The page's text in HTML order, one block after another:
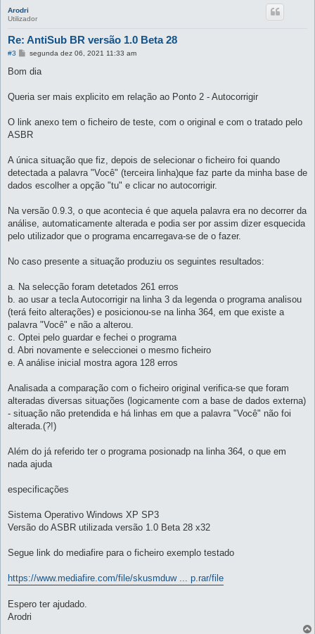
Arodri
Utilizador
Re: AntiSub BR versão 1.0 Beta 28
#3
M
n
g
segunda dez 06, 2021 11:33 am
Bom dia
Queria ser mais explicito em relação ao Ponto 2 - Autocorrigir
O link anexo tem o ficheiro de teste, com o original e com o tratado pelo
ASBR
A única situação que fiz, depois de selecionar o ficheiro foi quando
detectada a palavra "Você" (terceira linha)que faz parte da minha base de
dados escolher a opção "tu" e clicar no autocorrigir.
Na versão 0.9.3, o que acontecia é que aquela palavra era no decorrer da
análise, automaticamente alterada e podia ser por assim dizer esquecida
pelo utilizador que o programa encarregava-se de o fazer.
No caso presente a situação produziu os seguintes resultados:
a. Na selecção foram detetados 261 erros
b. ao usar a tecla Autocorrigir na linha 3 da legenda o programa analisou
(terá feito alterações) e posicionou-se na linha 364, em que existe a
palavra "Você" e não a alterou.
c. Optei pelo guardar e fechei o programa
d. Abri novamente e seleccionei o mesmo ficheiro
e. A análise inicial mostra agora 128 erros
Analisada a comparação com o ficheiro original verifica-se que foram
alteradas diversas situações (logicamente com a base de dados externa)
- situação não pretendida e há linhas em que a palavra "Você" não foi
alterada.(?!)
Além do já referido ter o programa posionadp na linha 364, o que em
nada ajuda
especificações
Sistema Operativo Windows XP SP3
Versão do ASBR utilizada versão 1.0 Beta 28 x32
Segue link do mediafire para o ficheiro exemplo testado
https://www.mediafire.com/file/skusmduw ... p.rar/file
Espero ter ajudado.
Arodri